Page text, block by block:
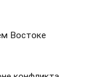
Востоке